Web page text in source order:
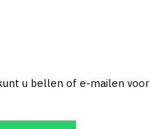
u bellen of e-mailen voor